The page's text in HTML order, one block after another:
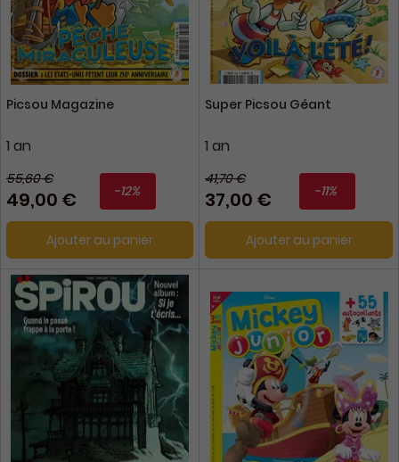
Picsou Magazine
1 an
55,60 €
49,00 € -12%
Ajouter au panier
Super Picsou Géant
1 an
41,70 €
37,00 € -11%
Ajouter au panier